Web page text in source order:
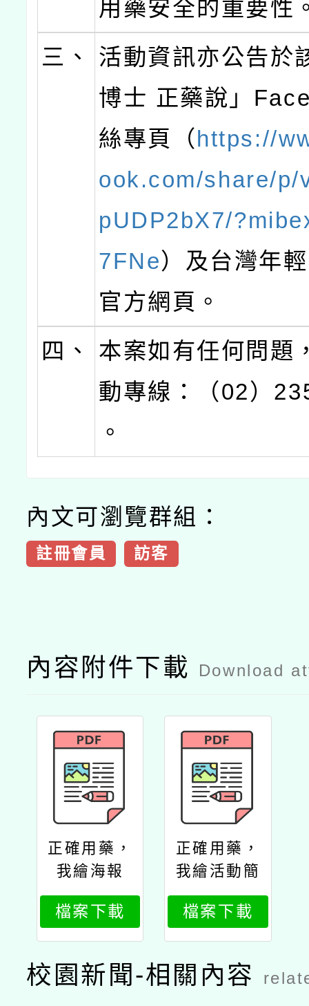
用藥安全的重要性
三、
活動資訊亦公告於
博士 正藥說」
絲專頁（https://
ook.com/share/p/
pUDP2bX7/
7FNe）及台灣年
官方網頁。
四、
本案如有任何問題
動專線：（02）
。
內文可瀏覽群組：
註冊會員 訪客
內容附件下載 Download
正確用藥，
我繪海報
檔案下載
正確用藥，
我繪活動簡
章
檔案下載
校園新聞-相關內容